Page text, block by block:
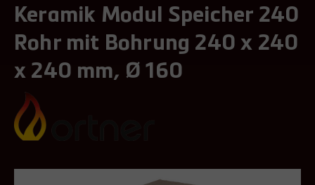
Keramik Modul Speicher 240
Rohr mit Bohrung 240 x 240
x 240 mm, Ø 160